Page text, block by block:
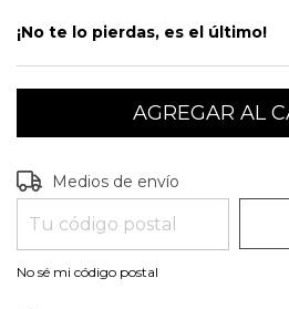
¡No te lo pierdas, es el último!
Entregas para el CP:
Medios de envío
No sé mi código postal